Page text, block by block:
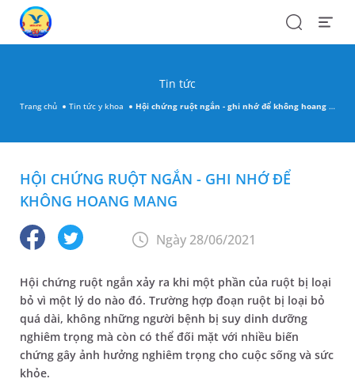
SearchOpen
Tin tức
Trang chủ Tin tức y khoa Hội chứng ruột ngắn - ghi nhớ để không hoang mang
HỘI CHỨNG RUỘT NGẮN - GHI NHỚ ĐỂ
KHÔNG HOANG MANG
Ngày 28/06/2021
Hội chứng ruột ngắn xảy ra khi một phần của ruột bị loại
bỏ vì một lý do nào đó. Trường hợp đoạn ruột bị loại bỏ
quá dài, không những người bệnh bị suy dinh dưỡng
nghiêm trọng mà còn có thể đối mặt với nhiều biến
chứng gây ảnh hưởng nghiêm trọng cho cuộc sống và sức
khỏe.